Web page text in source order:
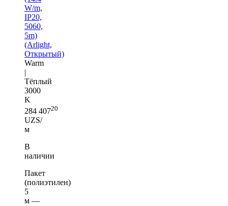
W/m,
IP20,
5060,
5m)
(Arlight,
Открытый)
Warm
|
Тёплый
3000
K
284 40720
UZS/
м
В
наличии
Пакет
(полиэтилен)
5
м —